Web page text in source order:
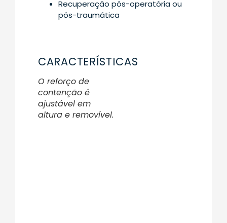
Recuperação pós-operatória ou
pós-traumática
CARACTERÍSTICAS
O reforço de
contenção é
ajustável em
altura e removível.